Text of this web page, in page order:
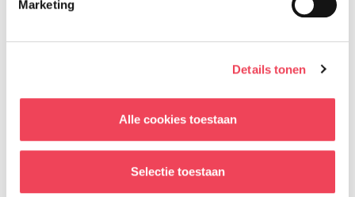
Marketing
Details tonen
Alle cookies toestaan
Selectie toestaan
aantal plekken is beperkt, meld je dus
op tijd aan.
Terug naar overzicht
Delen op:
Facebook